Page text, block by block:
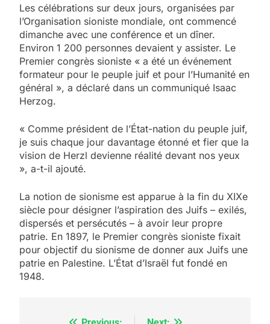
Les célébrations sur deux jours, organisées par
l’Organisation sioniste mondiale, ont commencé
dimanche avec une conférence et un dîner.
Environ 1 200 personnes devaient y assister. Le
Premier congrès sioniste « a été un événement
formateur pour le peuple juif et pour l’Humanité en
général », a déclaré dans un communiqué Isaac
Herzog.
« Comme président de l’État-nation du peuple juif,
je suis chaque jour davantage étonné et fier que la
vision de Herzl devienne réalité devant nos yeux
», a-t-il ajouté.
La notion de sionisme est apparue à la fin du XIXe
siècle pour désigner l’aspiration des Juifs – exilés,
dispersés et persécutés – à avoir leur propre
patrie. En 1897, le Premier congrès sioniste fixait
pour objectif du sionisme de donner aux Juifs une
patrie en Palestine. L’État d’Israël fut fondé en
1948.
5
2025, l’année la plus
meurtrière selon le